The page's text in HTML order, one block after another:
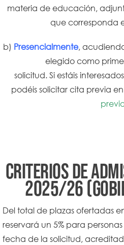
materia de educación,
que corresponda
b) Presencialmente,
elegido como
solicitud. Si estáis
podéis solicitar cita previa
Criterios de
2025/26
Del total de plazas ofertadas
reservará un 5% para
fecha de la solicitud,